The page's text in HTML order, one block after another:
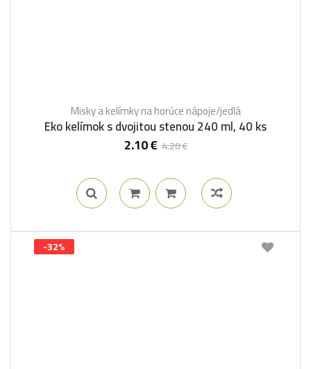
Misky a kelímky na horúce nápoje/jedlá
Eko kelímok s dvojitou stenou 240 ml, 40 ks
4.20€
2.10€
-32%